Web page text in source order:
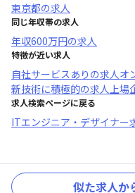
東京都の求人
同じ年収帯の求人
年収600万円の求人
特徴が近い求人
自社サービスあり の求人オ
新技術に積極的の求人上場
求人検索ページに戻る
ITエンジニア・デザイナー
似た求人か